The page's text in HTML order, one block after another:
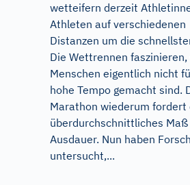
wetteifern derzeit
Athleten auf verschiedenen
Distanzen um die
Die Wettrennen
Menschen eigentlich nicht
hohe Tempo gemacht sind.
Marathon wiederum fordert
überdurchschnittliches Maß
Ausdauer. Nun haben
untersucht,...